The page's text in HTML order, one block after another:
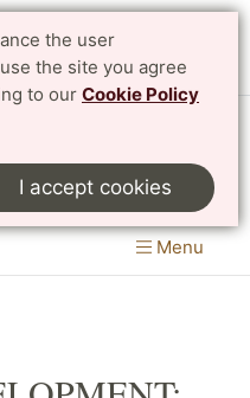
the user
the site you agree
to our Cookie Policy
I accept cookies
Sciences
Menu